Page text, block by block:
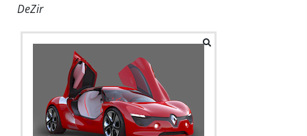
DeZir